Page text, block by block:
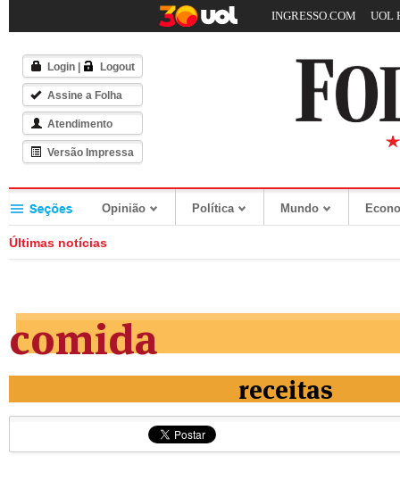
INGRESSO.COM UOL
Login Logout
Assine a Folha
Atendimento
Versão Impressa
Opinião Política Mundo
Últimas notícias
comida
receitas